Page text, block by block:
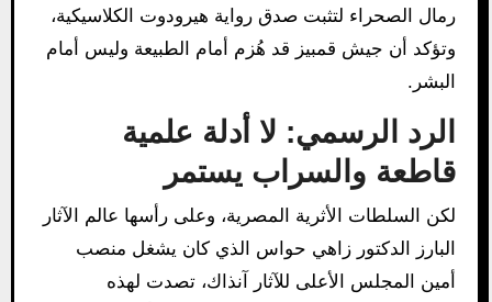
رمال الصحراء لتثبت صدق رواية هيرودوت الكلاسيكية،
وتؤكد أن جيش قمبيز قد هُزم أمام الطبيعة وليس أمام
البشر.
الرد الرسمي: لا أدلة علمية
قاطعة والسراب يستمر
لكن السلطات الأثرية المصرية، وعلى رأسها عالم الآثار
البارز الدكتور زاهي حواس الذي كان يشغل منصب
أمين المجلس الأعلى للآثار آنذاك، تصدت لهذه